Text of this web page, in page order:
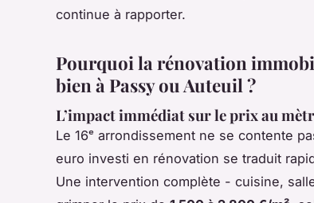
continue à rapporter.
Pourquoi la rénovation
bien à Passy ou Auteuil ?
L’impact immédiat sur le prix au
Le 16ᵉ arrondissement ne se contente
euro investi en rénovation se traduit
Une intervention complète - cuisine,